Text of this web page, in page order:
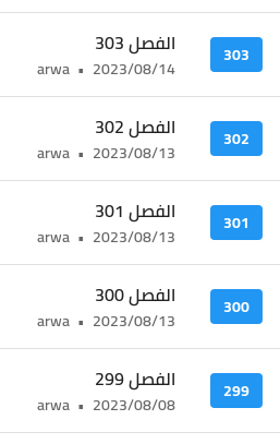
303 الفصل 303
2023/08/14
•
arwa
302 الفصل 302
2023/08/13
•
arwa
301 الفصل 301
2023/08/13
•
arwa
300 الفصل 300
2023/08/13
•
arwa
299 الفصل 299
2023/08/08
•
arwa